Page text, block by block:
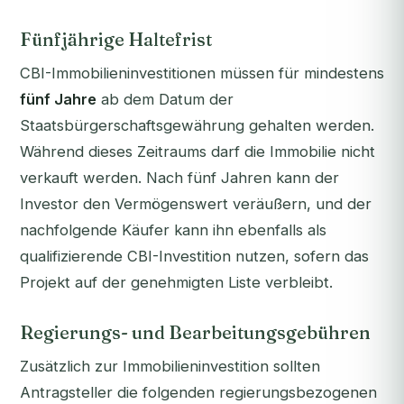
Fünfjährige Haltefrist
CBI-Immobilieninvestitionen müssen für mindestens
fünf Jahre ab dem Datum der
Staatsbürgerschaftsgewährung gehalten werden.
Während dieses Zeitraums darf die Immobilie nicht
verkauft werden. Nach fünf Jahren kann der
Investor den Vermögenswert veräußern, und der
nachfolgende Käufer kann ihn ebenfalls als
qualifizierende CBI-Investition nutzen, sofern das
Projekt auf der genehmigten Liste verbleibt.
Regierungs- und Bearbeitungsgebühren
Zusätzlich zur Immobilieninvestition sollten
Antragsteller die folgenden regierungsbezogenen